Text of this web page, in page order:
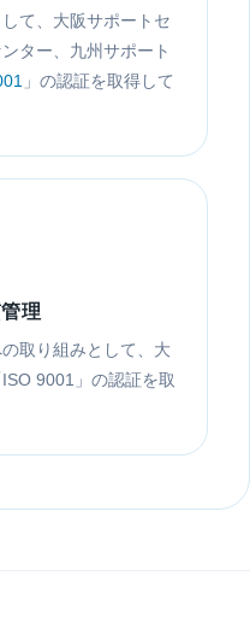
て、大阪サポートセ
ター、九州サポート
」の認証を取得して
理
取り組みとして、大
9001」の認証を取